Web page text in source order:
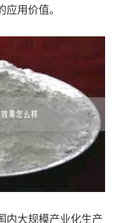
用价值。
内大规模产业化生产